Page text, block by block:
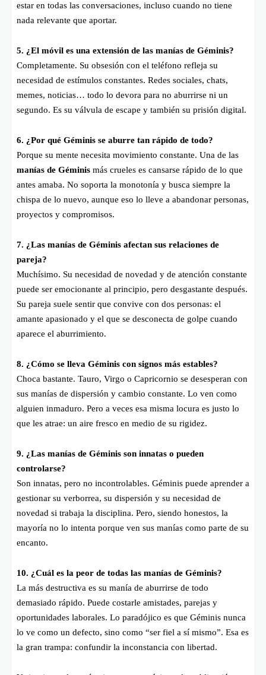
estar en todas las conversaciones, incluso cuando no tiene
nada relevante que aportar.
5. ¿El móvil es una extensión de las manías de Géminis?
Completamente. Su obsesión con el teléfono refleja su
necesidad de estímulos constantes. Redes sociales, chats,
memes, noticias… todo lo devora para no aburrirse ni un
segundo. Es su válvula de escape y también su prisión digital.
6. ¿Por qué Géminis se aburre tan rápido de todo?
Porque su mente necesita movimiento constante. Una de las
manías de Géminis más crueles es cansarse rápido de lo que
antes amaba. No soporta la monotonía y busca siempre la
chispa de lo nuevo, aunque eso lo lleve a abandonar personas,
proyectos y compromisos.
7. ¿Las manías de Géminis afectan sus relaciones de
pareja?
Muchísimo. Su necesidad de novedad y de atención constante
puede ser emocionante al principio, pero desgastante después.
Su pareja suele sentir que convive con dos personas: el
amante apasionado y el que se desconecta de golpe cuando
aparece el aburrimiento.
8. ¿Cómo se lleva Géminis con signos más estables?
Choca bastante. Tauro, Virgo o Capricornio se desesperan con
sus manías de dispersión y cambio constante. Lo ven como
alguien inmaduro. Pero a veces esa misma locura es justo lo
que les atrae: un aire fresco en medio de su rigidez.
9. ¿Las manías de Géminis son innatas o pueden
controlarse?
Son innatas, pero no incontrolables. Géminis puede aprender a
gestionar su verborrea, su dispersión y su necesidad de
novedad si trabaja la disciplina. Pero, siendo honestos, la
mayoría no lo intenta porque ven sus manías como parte de su
encanto.
10. ¿Cuál es la peor de todas las manías de Géminis?
La más destructiva es su manía de aburrirse de todo
demasiado rápido. Puede costarle amistades, parejas y
oportunidades laborales. Lo paradójico es que Géminis nunca
lo ve como un defecto, sino como “ser fiel a sí mismo”. Esa es
la gran trampa: confundir la inconstancia con libertad.